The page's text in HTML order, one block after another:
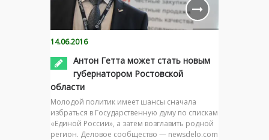
14.06.2016
Антон Гетта может стать новым
губернатором Ростовской
области
Молодой политик имеет шансы сначала
избраться в Государственную думу по спискам
«Единой России», а затем возглавить родной
регион. Деловое сообщество — newsdelo.com